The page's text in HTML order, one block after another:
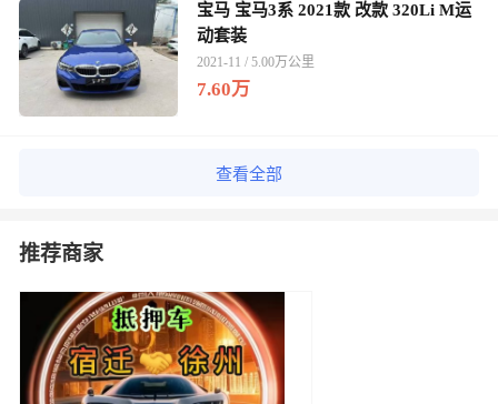
宝马 宝马3系 2021款 改款 320Li M运
动套装
2021-11 / 5.00万公里
7.60万
查看全部
推荐商家